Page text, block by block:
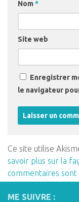
Nom *
Site web
Enregistrer
le navigateur
Ce site utilise
savoir plus sur la
commentaires
ME SUIVRE :